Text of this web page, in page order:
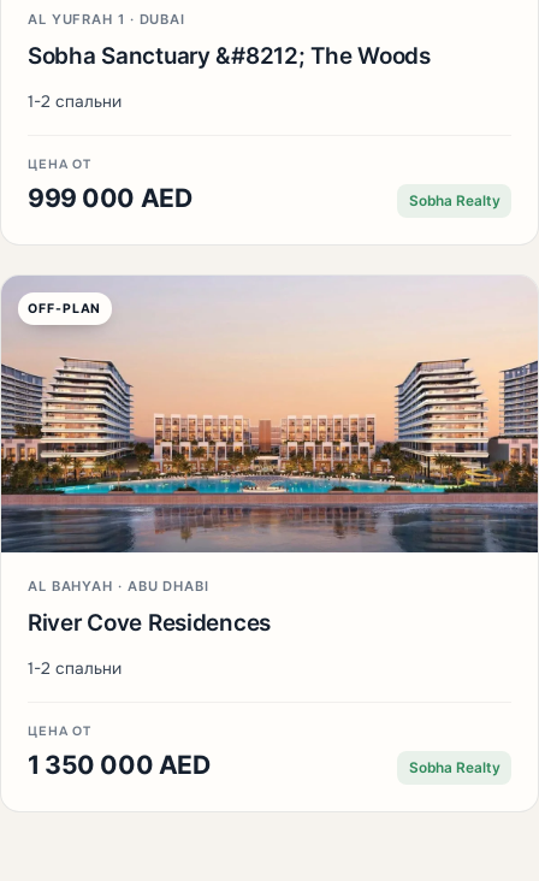
AL YUFRAH 1 · DUBAI
Sobha Sanctuary &#8212; The Woods
1-2 спальни
ЦЕНА ОТ
999 000 AED Sobha Realty
OFF-PLAN
AL BAHYAH · ABU DHABI
River Cove Residences
1-2 спальни
ЦЕНА ОТ
1 350 000 AED Sobha Realty